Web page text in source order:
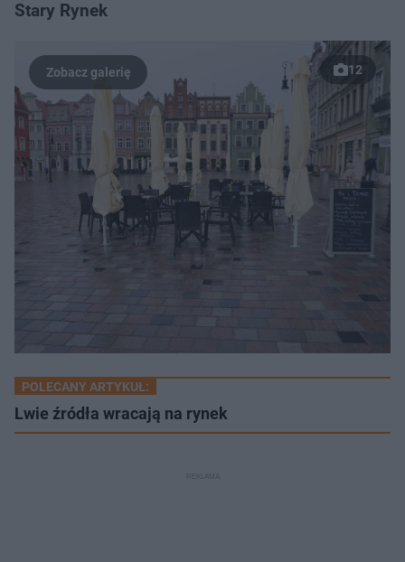
Stary Rynek
12
POLECANY ARTYKUŁ:
Lwie źródła wracają na rynek